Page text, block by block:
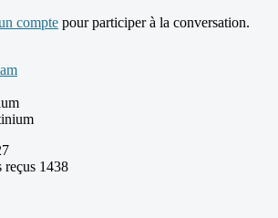
compte pour participer à la conversation.
reçus 1438